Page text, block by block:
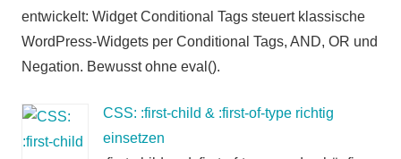
entwickelt: Widget Conditional Tags steuert klassische
WordPress-Widgets per Conditional Tags, AND, OR und
Negation. Bewusst ohne eval().
CSS: :first-child & :first-of-type richtig
einsetzen